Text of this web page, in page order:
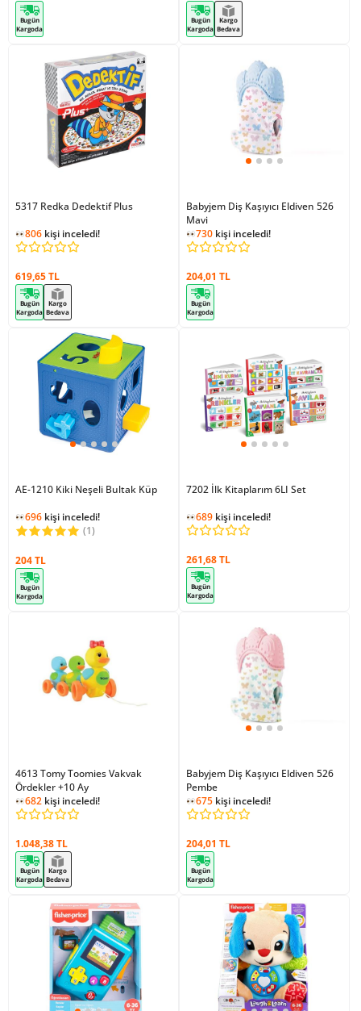
Bugün
Kargoda
Bugün
Kargoda
Kargo
Bedava
5317 Redka Dedektif Plus
806 kişi inceledi!
619,65 TL
Bugün
Kargoda
Kargo
Bedava
Babyjem Diş Kaşıyıcı Eldiven 526
Mavi
730 kişi inceledi!
204,01 TL
Bugün
Kargoda
AE-1210 Kiki Neşeli Bultak Küp
696 kişi inceledi!
(1)
204 TL
Bugün
Kargoda
7202 İlk Kitaplarım 6LI Set
689 kişi inceledi!
261,68 TL
Bugün
Kargoda
4613 Tomy Toomies Vakvak
Ördekler +10 Ay
682 kişi inceledi!
1.048,38 TL
Bugün
Kargoda
Kargo
Bedava
Babyjem Diş Kaşıyıcı Eldiven 526
Pembe
675 kişi inceledi!
204,01 TL
Bugün
Kargoda